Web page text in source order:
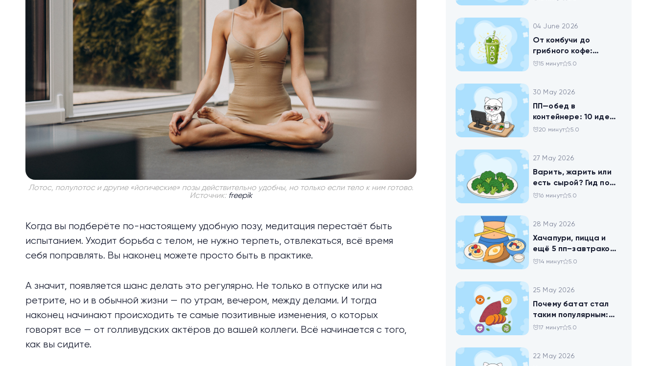
Лотос, полулотос и другие «йогические» позы действительно удобны, но только если тело к ним готово.
Источник: freepik
Когда вы подберёте по-настоящему удобную позу, медитация перестаёт быть
испытанием. Уходит борьба с телом, не нужно терпеть, отвлекаться, всё время
себя поправлять. Вы наконец можете просто быть в практике.
А значит, появляется шанс делать это регулярно. Не только в отпуске или на
ретрите, но и в обычной жизни — по утрам, вечером, между делами. И тогда
наконец начинают происходить те самые позитивные изменения, о которых
говорят все — от голливудских актёров до вашей коллеги. Всё начинается с того,
как вы сидите.
04 June 2026
От комбучи до
грибного кофе:
разбираемся в
15 минут 5.0
30 May 2026
ПП—обед в
контейнере: 10 идей
для офисников,
20 минут 5.0
27 May 2026
Варить, жарить или
есть сырой? Гид по
брокколи
16 минут 5.0
28 May 2026
Хачапури, пицца и
ещё 5 пп–завтраков,
чтобы набрать
14 минут 5.0
25 May 2026
Почему батат стал
таким популярным:
всё о пользе
17 минут 5.0
22 May 2026